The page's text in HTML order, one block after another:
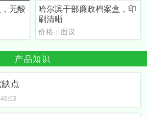
无酸
哈尔滨干部廉政档案盒，印
刷清晰
价格：面议
产品知识
点